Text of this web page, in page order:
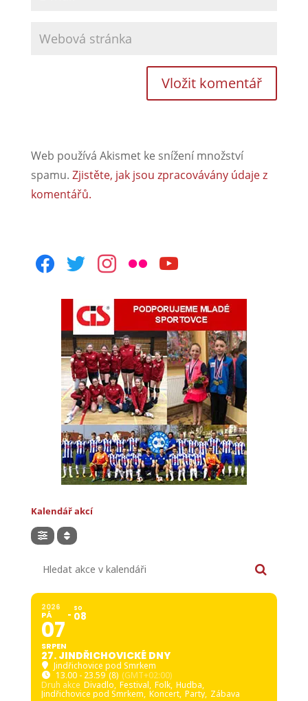
Web používá Akismet ke snížení množství
spamu. Zjistěte, jak jsou zpracovávány údaje z
komentářů.
facebooktwitterinstagram
flickr youtube
Kalendář akcí
2026
PÁ
07
SRPEN
SO
08
27. JINDŘICHOVICKÉ DNY
Jindřichovice pod Smrkem
13.00 - 23.59 (8) (GMT+02:00)
Druh akce Divadlo, Festival, Folk, Hudba,
Jindřichovice pod Smrkem, Koncert, Party, Zábava